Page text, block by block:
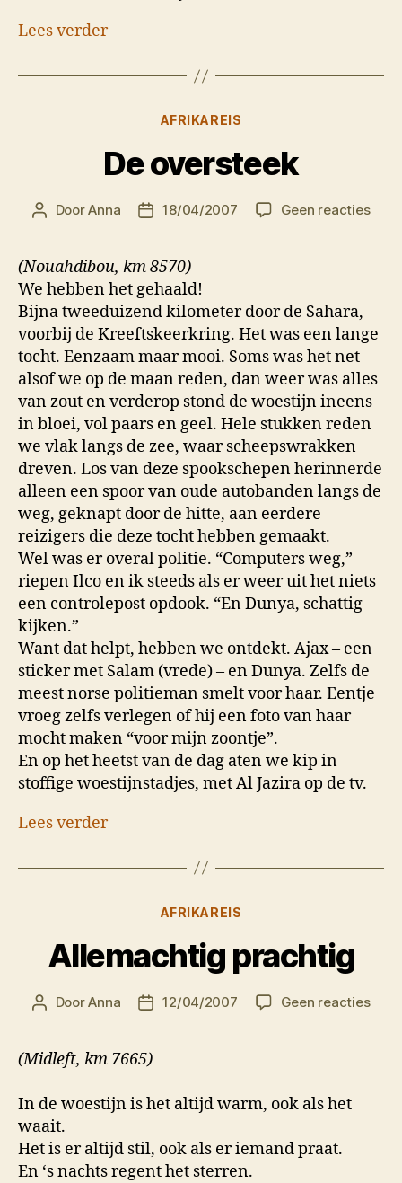
Lees verder
Categorieën
AFRIKAREIS
De oversteek
Berichtauteur
DoorAnna Berichtdatum
18/04/2007 Geen reactiesop
(Nouahdibou, km 8570)
We hebben het gehaald!
Bijna tweeduizend kilometer door de Sahara,
voorbij de Kreeftskeerkring. Het was een lange
tocht. Eenzaam maar mooi. Soms was het net
alsof we op de maan reden, dan weer was alles
van zout en verderop stond de woestijn ineens
in bloei, vol paars en geel. Hele stukken reden
we vlak langs de zee, waar scheepswrakken
dreven. Los van deze spookschepen herinnerde
alleen een spoor van oude autobanden langs de
weg, geknapt door de hitte, aan eerdere
reizigers die deze tocht hebben gemaakt.
Wel was er overal politie. “Computers weg,”
riepen Ilco en ik steeds als er weer uit het niets
een controlepost opdook. “En Dunya, schattig
kijken.”
Want dat helpt, hebben we ontdekt. Ajax – een
sticker met Salam (vrede) – en Dunya. Zelfs de
meest norse politieman smelt voor haar. Eentje
vroeg zelfs verlegen of hij een foto van haar
mocht maken “voor mijn zoontje”.
En op het heetst van de dag aten we kip in
stoffige woestijnstadjes, met Al Jazira op de tv.
Lees verder
Categorieën
AFRIKAREIS
Allemachtig prachtig
Berichtauteur
DoorAnna Berichtdatum
12/04/2007 Geen reactiesop
(Midleft, km 7665)
In de woestijn is het altijd warm, ook als het
waait.
Het is er altijd stil, ook als er iemand praat.
En ‘s nachts regent het sterren.